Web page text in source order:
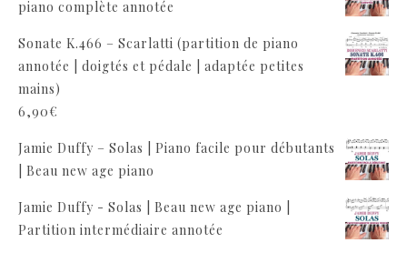
piano complète annotée
Sonate K.466 – Scarlatti (partition de piano
annotée | doigtés et pédale | adaptée petites
mains)
6,90€
Jamie Duffy – Solas | Piano facile pour débutants
| Beau new age piano
Jamie Duffy - Solas | Beau new age piano |
Partition intermédiaire annotée